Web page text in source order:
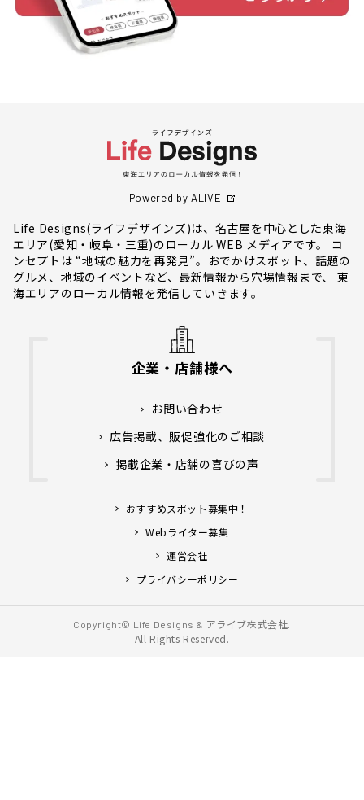
Powered by ALIVE
Life Designs(ライフデザインズ)は、名古屋を中心とした東海
エリア(愛知・岐阜・三重)のローカル WEB メディアです。 コ
ンセプトは “地域の魅力を再発見”。おでかけスポット、話題の
グルメ、地域のイベントなど、最新情報から穴場情報まで、 東
海エリアのローカル情報を発信していきます。
企業・店舗様へ
お問い合わせ
広告掲載、販促強化のご相談
掲載企業・店舗の喜びの声
おすすめスポット募集中！
Webライター募集
運営会社
プライバシーポリシー
Copyright© Life Designs & アライブ株式会社.
All Rights Reserved.